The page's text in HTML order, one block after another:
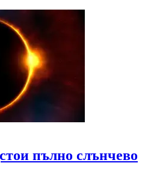
пълно слънчево